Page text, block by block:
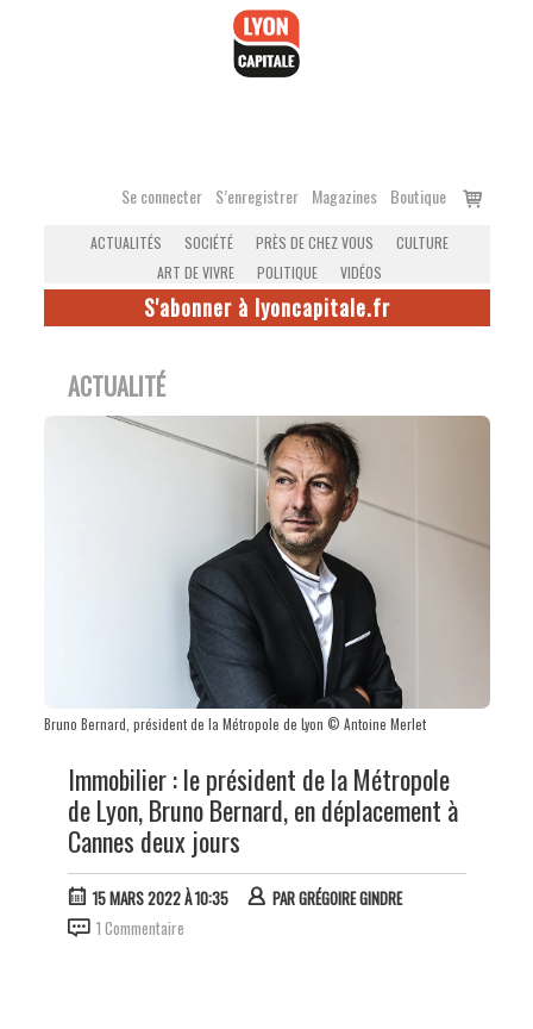
Se connecter S’enregistrer Magazines Boutique
Voir
ACTUALITÉS SOCIÉTÉ PRÈS DE CHEZ VOUS
CULTURE
ART DE VIVRE
POLITIQUE VIDÉOS
S'abonner à lyoncapitale.fr
ACTUALITÉ
Bruno Bernard, président de la Métropole de Lyon © Antoine Merlet
Immobilier : le président de la Métropole
de Lyon, Bruno Bernard, en déplacement à
Cannes deux jours
15 MARS 2022 À 10:35 PARGRÉGOIRE GINDRE
1 Commentaire